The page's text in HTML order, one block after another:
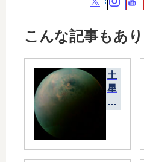
こんな記事もあ
土
星
の